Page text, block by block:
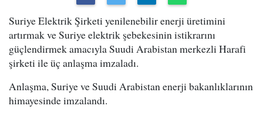
Suriye Elektrik Şirketi yenilenebilir enerji üretimini
artırmak ve Suriye elektrik şebekesinin istikrarını
güçlendirmek amacıyla Suudi Arabistan merkezli Harafi
şirketi ile üç anlaşma imzaladı.
Anlaşma, Suriye ve Suudi Arabistan enerji bakanlıklarının
himayesinde imzalandı.